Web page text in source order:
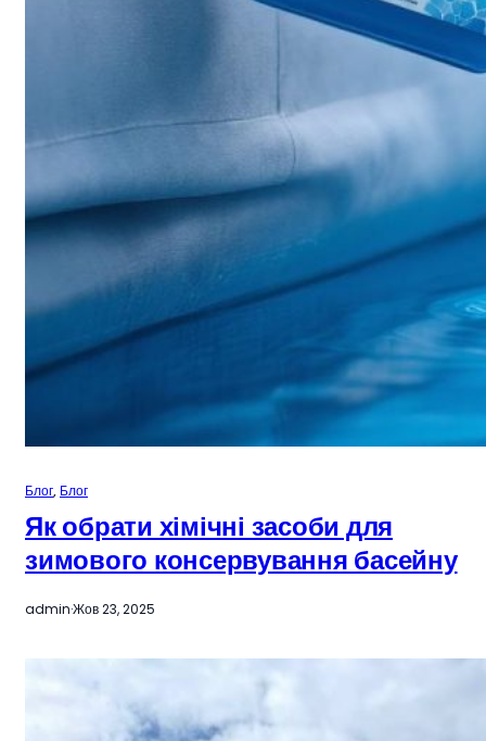
Блог, Блог
Як обрати хімічні засоби для
зимового консервування басейну
admin·Жов 23, 2025